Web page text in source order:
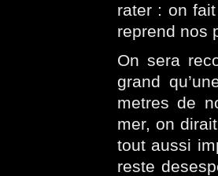
rater : on
reprend nos
On sera
grand
metres de
mer, on
tout aussi
reste